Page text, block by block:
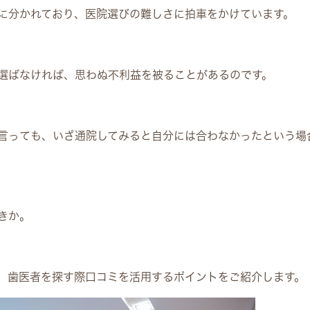
かれており、医院選びの難しさに拍車をかけています。
なければ、思わぬ不利益を被ることがあるのです。
っても、いざ通院してみると自分には合わなかったという場
か。
医者を探す際口コミを活用するポイントをご紹介します。